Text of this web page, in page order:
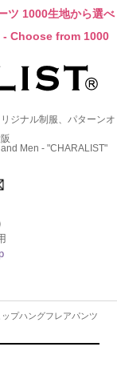
ツ 1000生地から選べ
Choose from 1000
ジナル制服、パターンオ
Men - "CHARALIST"
ップハングフレアパンツ